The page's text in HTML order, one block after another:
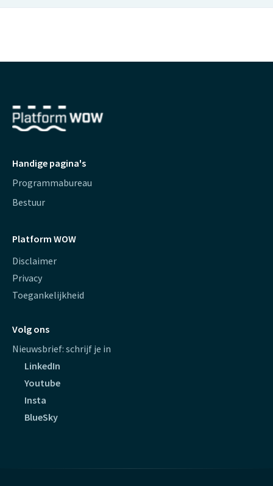
Handige pagina's
Programmabureau
Bestuur
Platform WOW
Disclaimer
Privacy
Toegankelijkheid
Volg ons
Nieuwsbrief: schrijf je in
LinkedIn
Youtube
Insta
BlueSky